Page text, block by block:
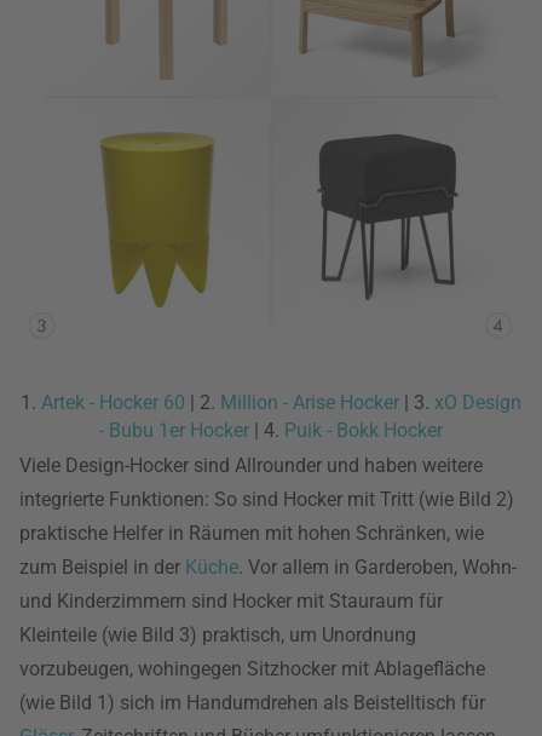
1. Artek - Hocker 60 | 2. Million - Arise Hocker | 3. xO Design
- Bubu 1er Hocker | 4. Puik - Bokk Hocker
Viele Design-Hocker sind Allrounder und haben weitere
integrierte Funktionen: So sind Hocker mit Tritt (wie Bild 2)
praktische Helfer in Räumen mit hohen Schränken, wie
zum Beispiel in der Küche. Vor allem in Garderoben, Wohn-
und Kinderzimmern sind Hocker mit Stauraum für
Kleinteile (wie Bild 3) praktisch, um Unordnung
vorzubeugen, wohingegen Sitzhocker mit Ablagefläche
(wie Bild 1) sich im Handumdrehen als Beistelltisch für